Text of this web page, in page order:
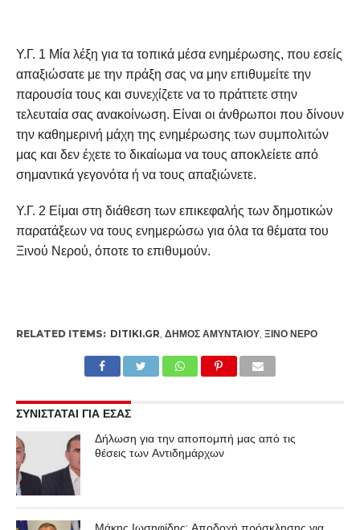
Υ.Γ. 1 Μία λέξη για τα τοπικά μέσα ενημέρωσης, που εσείς
απαξιώσατε με την πράξη σας να μην επιθυμείτε την
παρουσία τους και συνεχίζετε να το πράττετε στην
τελευταία σας ανακοίνωση. Είναι οι άνθρωποι που δίνουν
την καθημερινή μάχη της ενημέρωσης των συμπολιτών
μας και δεν έχετε το δικαίωμα να τους αποκλείετε από
σημαντικά γεγονότα ή να τους απαξιώνετε.
Υ.Γ. 2 Είμαι στη διάθεση των επικεφαλής των δημοτικών
παρατάξεων να τους ενημερώσω για όλα τα θέματα του
Ξινού Νερού, όποτε το επιθυμούν.
RELATED ITEMS: DITIKI.GR ΔΉΜΟΣ ΑΜΥΝΤΑΊΟΥ, ΞΙΝΌ ΝΕΡΌ
ΣΥΝΙΣΤΑΤΑΙ ΓΙΑ ΕΣΑΣ
Δήλωση για την αποπομπή μας από τις
θέσεις των Αντιδημάρχων